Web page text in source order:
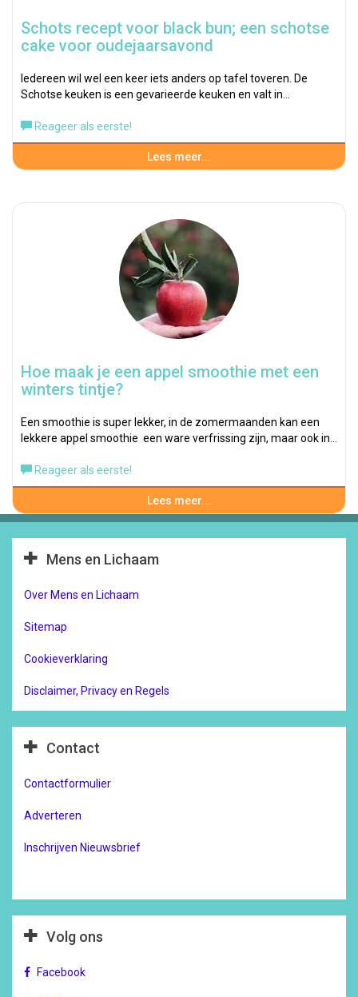
Schots recept voor black bun; een schotse
cake voor oudejaarsavond
Iedereen wil wel een keer iets anders op tafel toveren. De
Schotse keuken is een gevarieerde keuken en valt in…
Reageer als eerste!
Lees meer...
Hoe maak je een appel smoothie met een
winters tintje?
Een smoothie is super lekker, in de zomermaanden kan een
lekkere appel smoothie een ware verfrissing zijn, maar ook in…
Reageer als eerste!
Lees meer...
Mens en Lichaam
Over Mens en Lichaam
Sitemap
Cookieverklaring
Disclaimer, Privacy en Regels
Contact
Contactformulier
Adverteren
Inschrijven Nieuwsbrief
Volg ons
Facebook